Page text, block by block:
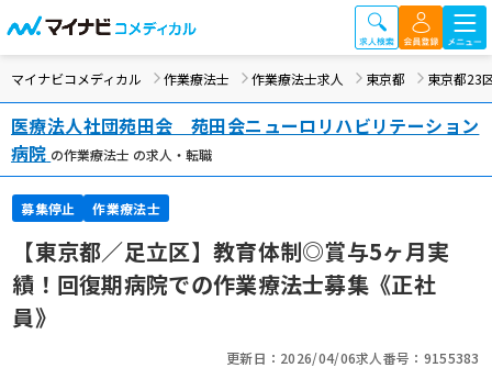
マイナビコメディカル 作業療法士 作業療法士求人 東京都 東京都23
医療法人社団苑田会 苑田会ニューロリハビリテーション
病院 の作業療法士 の求人・転職
募集停止 作業療法士
【東京都／足立区】教育体制◎賞与5ヶ月実
績！回復期病院での作業療法士募集《正社
員》
更新日：2026/04/06求人番号：9155383